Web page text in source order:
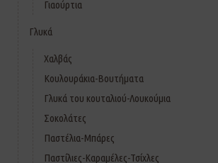
Γιαούρτια
Γλυκά
Χαλβάς
Κουλουράκια-Βουτήματα
Γλυκά του κουταλιού-Λουκούμια
Σοκολάτες
Παστέλια-Μπάρες
Παστίλιες-Καραμέλες-Τσίχλες